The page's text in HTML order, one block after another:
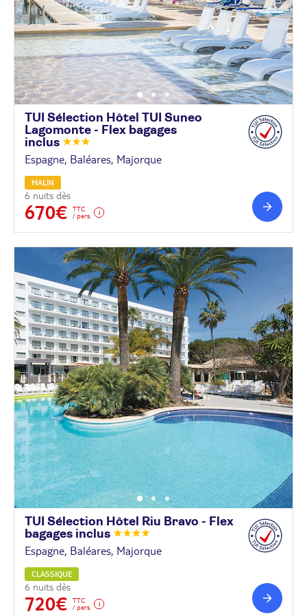
TUI Sélection Hôtel TUI Suneo
Lagomonte - Flex bagages
inclus
Espagne, Baléares, Majorque
MALIN
6 nuits dès
670€
TTC
/ pers.
TUI Sélection Hôtel Riu Bravo - Flex
bagages inclus
Espagne, Baléares, Majorque
CLASSIQUE
6 nuits dès
720€
TTC
/ pers.